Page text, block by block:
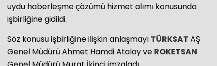
uydu haberleşme çözümü hizmet alımı konusunda
işbirliğine gidildi.
Söz konusu işbirliğine ilişkin anlaşmayı TÜRKSAT AŞ
Genel Müdürü Ahmet Hamdi Atalay ve ROKETSAN